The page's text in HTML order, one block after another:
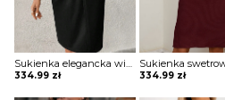
Sukienka elegancka wizytowa Inese
334.99 zł 334.99 zł